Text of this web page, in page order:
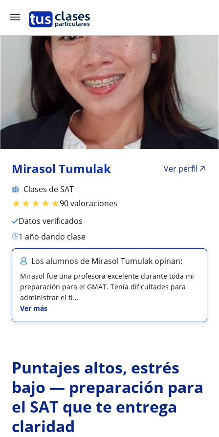
Mirasol Tumulak
Ver perfil
Clases de SAT
★★★★★90 valoraciones
Datos verificados
1 año dando clase
Los alumnos de Mirasol Tumulak opinan:
Mirasol fue una profesora excelente durante toda mi
preparación para el GMAT. Tenía dificultades para
administrar el ti...
Ver más
Puntajes altos, estrés
bajo — preparación para
el SAT que te entrega
claridad